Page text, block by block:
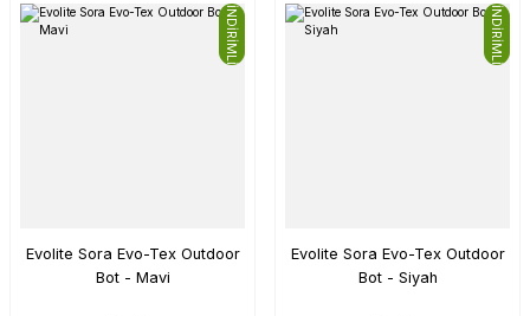
İNDİRİMLİ
Evolite Sora Evo-Tex Outdoor
Bot - Mavi
İNDİRİMLİ
Evolite Sora Evo-Tex Outdoor
Bot - Siyah